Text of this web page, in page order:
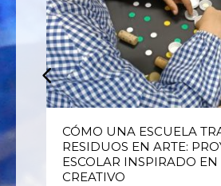
CÓMO UNA ESCUELA
RESIDUOS EN ARTE:
ESCOLAR INSPIRADO
CREATIVO